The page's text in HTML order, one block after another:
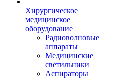
Хирургическое
медицинское
оборудование
Радиоволновые
аппараты
Медицинские
светильники
Аспираторы